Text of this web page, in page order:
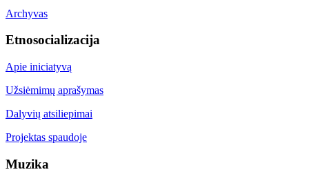
Archyvas
Etnosocializacija
Apie iniciatyvą
Užsiėmimų aprašymas
Dalyvių atsiliepimai
Projektas spaudoje
Muzika